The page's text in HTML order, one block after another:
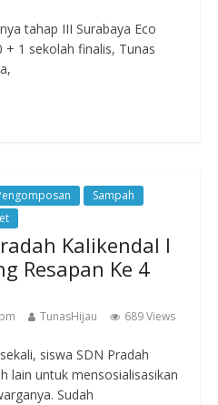
tahap III Surabaya Eco
+ 1 sekolah finalis, Tunas
Sampah
Kalikendal I
Resapan Ke 4
TunasHijau 689 Views
siswa SDN Pradah
lain untuk mensosialisasikan
Sudah